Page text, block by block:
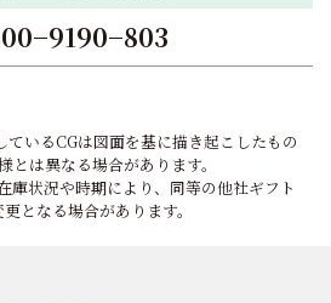
いるCGは図面を基に描き起こしたもの
とは異なる場合があります。
状況や時期により、同等の他社ギフト
となる場合があります。